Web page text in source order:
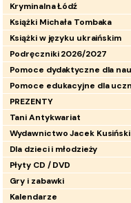
Kryminalna Łódź
Książki Michała Tombaka
Książki w języku ukraińskim
Podręczniki 2026/2027
PREZENTY
Tani Antykwariat
Wydawnictwo Jacek Kusiński
Dla dzieci i młodzieży
Płyty CD / DVD
Gry i zabawki
Kalendarze